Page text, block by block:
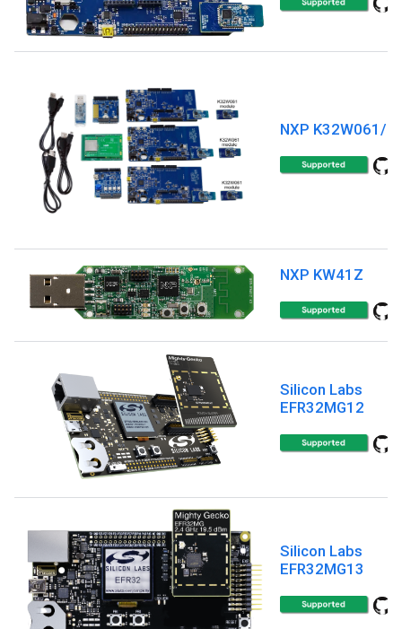
NXP K32W061/
NXP KW41Z
Silicon Labs
EFR32MG12
Silicon Labs
EFR32MG13